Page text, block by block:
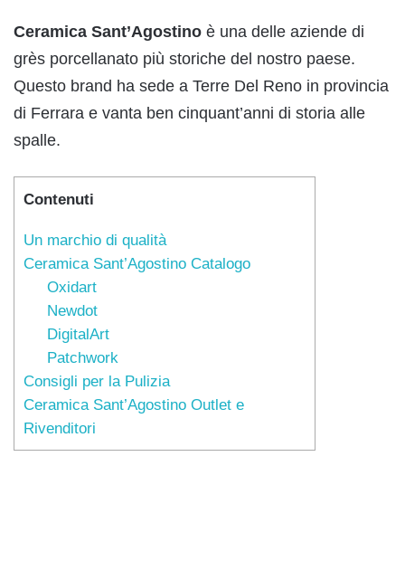
Ceramica Sant’Agostino è una delle aziende di
grès porcellanato più storiche del nostro paese.
Questo brand ha sede a Terre Del Reno in provincia
di Ferrara e vanta ben cinquant’anni di storia alle
spalle.
Contenuti
Un marchio di qualità
Ceramica Sant’Agostino Catalogo
Oxidart
Newdot
DigitalArt
Patchwork
Consigli per la Pulizia
Ceramica Sant’Agostino Outlet e
Rivenditori